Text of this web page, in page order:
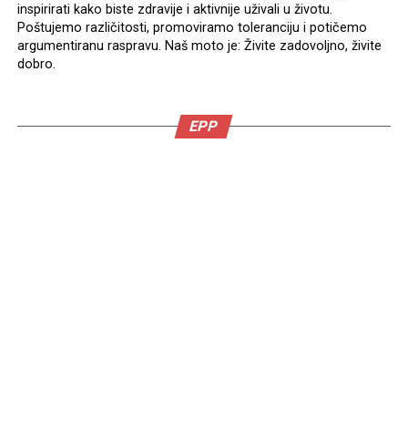
inspirirati kako biste zdravije i aktivnije uživali u životu.
Poštujemo različitosti, promoviramo toleranciju i potičemo
argumentiranu raspravu. Naš moto je: Živite zadovoljno, živite
dobro.
EPP